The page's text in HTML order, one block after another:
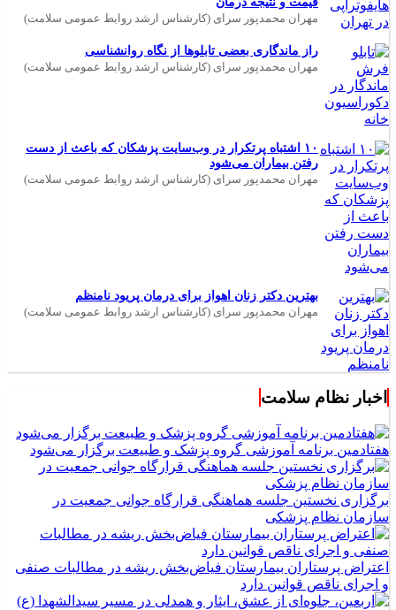
مهران محمدپور سرای (کارشناس ارشد روابط عمومی سلامت)
راز ماندگاری بعضی تابلوها از نگاه روانشناسی
مهران محمدپور سرای (کارشناس ارشد روابط عمومی سلامت)
۱۰ اشتباه پرتکرار در وب‌سایت پزشکان که باعث از دست
رفتن بیماران می‌شود
مهران محمدپور سرای (کارشناس ارشد روابط عمومی سلامت)
بهترین دکتر زنان اهواز برای درمان پریود نامنظم
مهران محمدپور سرای (کارشناس ارشد روابط عمومی سلامت)
اخبار نظام سلامت
هفتادمین برنامه آموزشی گروه پزشک و طبیعت برگزار می‌شود
برگزاری نخستین جلسه هماهنگی قرارگاه جوانی جمعیت در
سازمان نظام پزشکی
اعتراض پرستاران بیمارستان فیاض‌بخش ریشه در مطالبات صنفی
و اجرای ناقص قوانین دارد